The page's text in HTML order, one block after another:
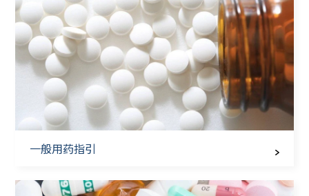
一般用药指引